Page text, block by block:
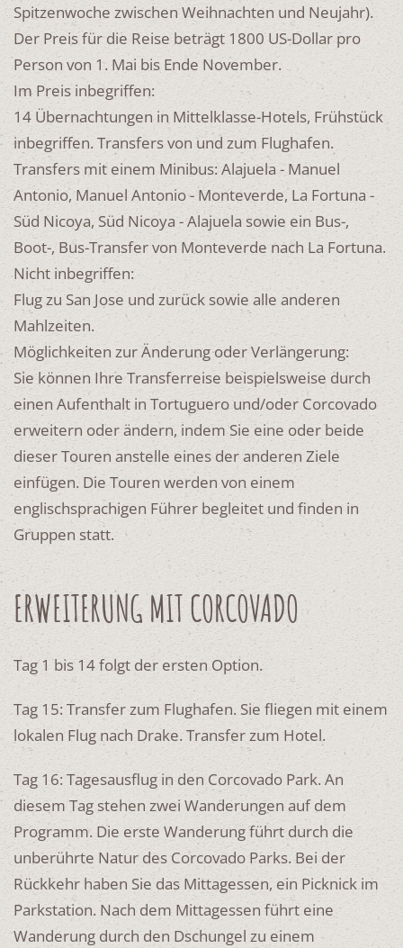
Spitzenwoche zwischen Weihnachten und Neujahr).
Der Preis für die Reise beträgt 1800 US-Dollar pro
Person von 1. Mai bis Ende November.
Im Preis inbegriffen:
14 Übernachtungen in Mittelklasse-Hotels, Frühstück
inbegriffen. Transfers von und zum Flughafen.
Transfers mit einem Minibus: Alajuela - Manuel
Antonio, Manuel Antonio - Monteverde, La Fortuna -
Süd Nicoya, Süd Nicoya - Alajuela sowie ein Bus-,
Boot-, Bus-Transfer von Monteverde nach La Fortuna.
Nicht inbegriffen:
Flug zu San Jose und zurück sowie alle anderen
Mahlzeiten.
Möglichkeiten zur Änderung oder Verlängerung:
Sie können Ihre Transferreise beispielsweise durch
einen Aufenthalt in Tortuguero und/oder Corcovado
erweitern oder ändern, indem Sie eine oder beide
dieser Touren anstelle eines der anderen Ziele
einfügen. Die Touren werden von einem
englischsprachigen Führer begleitet und finden in
Gruppen statt.
ERWEITERUNG MIT CORCOVADO
Tag 1 bis 14 folgt der ersten Option.
Tag 15: Transfer zum Flughafen. Sie fliegen mit einem
lokalen Flug nach Drake. Transfer zum Hotel.
Tag 16: Tagesausflug in den Corcovado Park. An
diesem Tag stehen zwei Wanderungen auf dem
Programm. Die erste Wanderung führt durch die
unberührte Natur des Corcovado Parks. Bei der
Rückkehr haben Sie das Mittagessen, ein Picknick im
Parkstation. Nach dem Mittagessen führt eine
Wanderung durch den Dschungel zu einem